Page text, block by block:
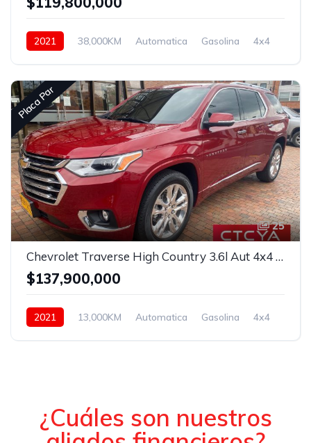
2021 38,000KM Automatica Gasolina 4x4
Placa Par
25
Chevrolet Traverse High Country 3.6l Aut 4x4 7puestos
$137,900,000
2021 13,000KM Automatica Gasolina 4x4
¿Cuáles son nuestros